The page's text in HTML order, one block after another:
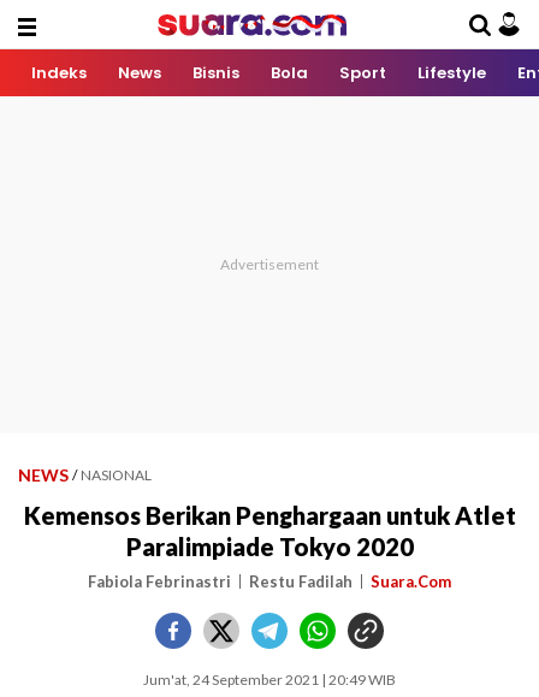
Indeks News Bisnis Bola Sport Lifestyle
NEWS / NASIONAL
Kemensos Berikan Penghargaan untuk Atlet
Paralimpiade Tokyo 2020
Fabiola Febrinastri Restu Fadilah Suara.Com
Jum'at, 24 September 2021 | 20:49 WIB